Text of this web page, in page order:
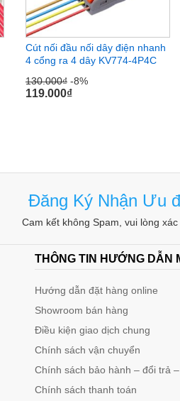
Cút nối đầu nối dây điện nhanh
4 cổng ra 4 dây KV774-4P4C
130.000₫ -8%
119.000₫
Đăng Ký Nhận Ưu
Cam kết không Spam, vui lòng
THÔNG TIN HƯỚNG DẪN
Hướng dẫn đặt hàng online
Showroom bán hàng
Điều kiện giao dịch chung
Chính sách vận chuyển
Chính sách bảo hành – đổi trả
Chính sách thanh toán